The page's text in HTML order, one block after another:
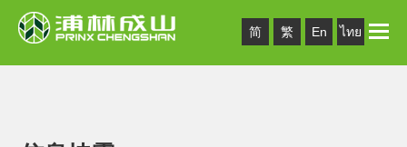
简 繁 En ไทย Toggle